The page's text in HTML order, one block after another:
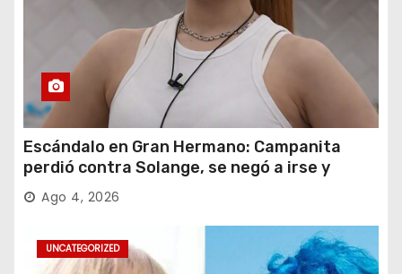
Escándalo en Gran Hermano: Campanita
perdió contra Solange, se negó a irse y
desafió al Big
Ago 4, 2026
UNCATEGORIZED